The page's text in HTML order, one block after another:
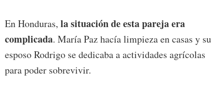
En Honduras, la situación de esta pareja era
complicada. María Paz hacía limpieza en casas y su
esposo Rodrigo se dedicaba a actividades agrícolas
para poder sobrevivir.